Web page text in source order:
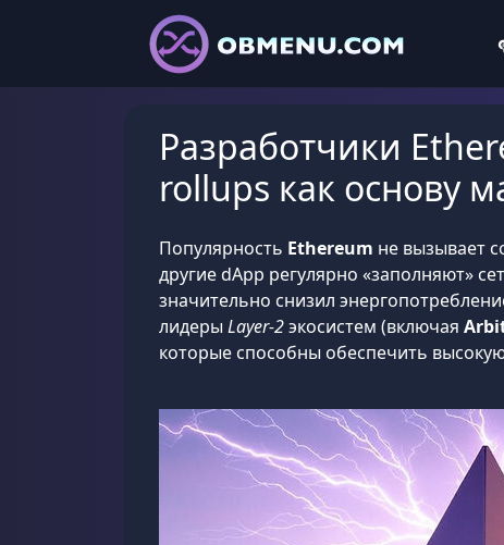
Разработчики
rollups как основу
Популярность Ethereum не вызывает
другие dApp регулярно «заполняют»
значительно снизил
лидеры Layer-2экосистем (включая
которые способны обеспечить